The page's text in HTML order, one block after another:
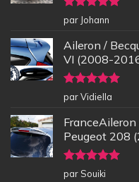
Note5sur
5
par Johann
Aileron /
VI (2008-
Note5sur
5
par Vidiella
Peugeot 208
Note5sur
par Souiki